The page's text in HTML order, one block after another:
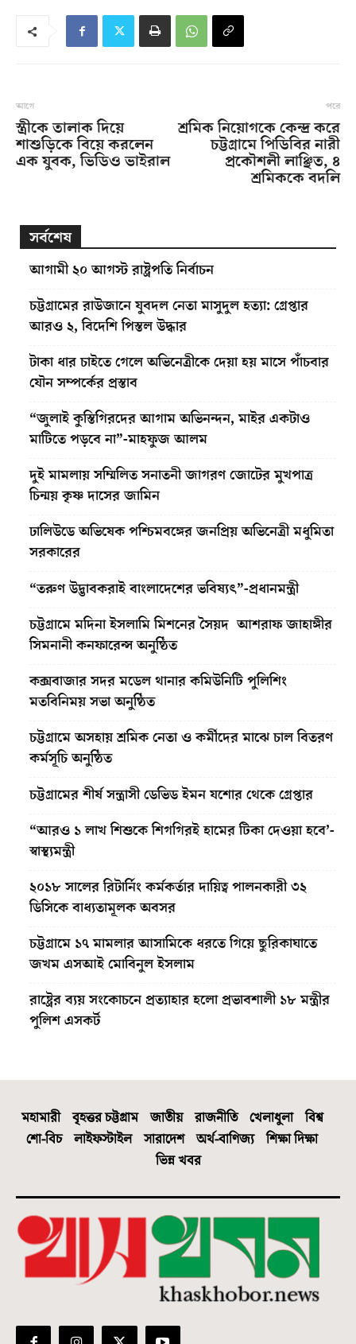
আগে
স্ত্রীকে তালাক দিয়ে
শাশুড়িকে বিয়ে করলেন
এক যুবক, ভিডিও ভাইরাল
পরে
শ্রমিক নিয়োগকে কেন্দ্র করে
চট্টগ্রামে পিডিবির নারী
প্রকৌশলী লাঞ্ছিত, ৪
শ্রমিককে বদলি
সর্বশেষ
আগামী ২০ আগস্ট রাষ্ট্রপতি নির্বাচন
চট্টগ্রামের রাউজানে যুবদল নেতা মাসুদুল হত্যা: গ্রেপ্তার
আরও ২, বিদেশি পিস্তল উদ্ধার
টাকা ধার চাইতে গেলে অভিনেত্রীকে দেয়া হয় মাসে পাঁচবার
যৌন সম্পর্কের প্রস্তাব
“জুলাই কুস্তিগিরদের আগাম অভিনন্দন, মাইর একটাও
মাটিতে পড়বে না”-মাহফুজ আলম
দুই মামলায় সম্মিলিত সনাতনী জাগরণ জোটের মুখপাত্র
চিন্ময় কৃষ্ণ দাসের জামিন
ঢালিউডে অভিষেক পশ্চিমবঙ্গের জনপ্রিয় অভিনেত্রী মধুমিতা
সরকারের
“তরুণ উদ্ভাবকরাই বাংলাদেশের ভবিষ্যৎ”-প্রধানমন্ত্রী
চট্টগ্রামে মদিনা ইসলামি মিশনের সৈয়দ আশরাফ জাহাঙ্গীর
সিমনানী কনফারেন্স অনুষ্ঠিত
কক্সবাজার সদর মডেল থানার কমিউনিটি পুলিশিং
মতবিনিময় সভা অনুষ্ঠিত
চট্টগ্রামে অসহায় শ্রমিক নেতা ও কর্মীদের মাঝে চাল বিতরণ
কর্মসূচি অনুষ্ঠিত
চট্টগ্রামের শীর্ষ সন্ত্রাসী ডেভিড ইমন যশোর থেকে গ্রেপ্তার
“আরও ১ লাখ শিশুকে শিগগিরই হামের টিকা দেওয়া হবে’-
স্বাস্থ্যমন্ত্রী
২০১৮ সালের রিটার্নিং কর্মকর্তার দায়িত্ব পালনকারী ৩২
ডিসিকে বাধ্যতামূলক অবসর
চট্টগ্রামে ১৭ মামলার আসামিকে ধরতে গিয়ে ছুরিকাঘাতে
জখম এসআই মোবিনুল ইসলাম
রাষ্ট্রের ব্যয় সংকোচনে প্রত্যাহার হলো প্রভাবশালী ১৮ মন্ত্রীর
পুলিশ এসকর্ট
মহামারী বৃহত্তর চট্টগ্রাম জাতীয় রাজনীতি খেলাধুলা
বিশ্ব
শো-বিচ
লাইফস্টাইল সারাদেশ অর্থ-বাণিজ্য
শিক্ষা দিক্ষা
ভিন্ন খবর